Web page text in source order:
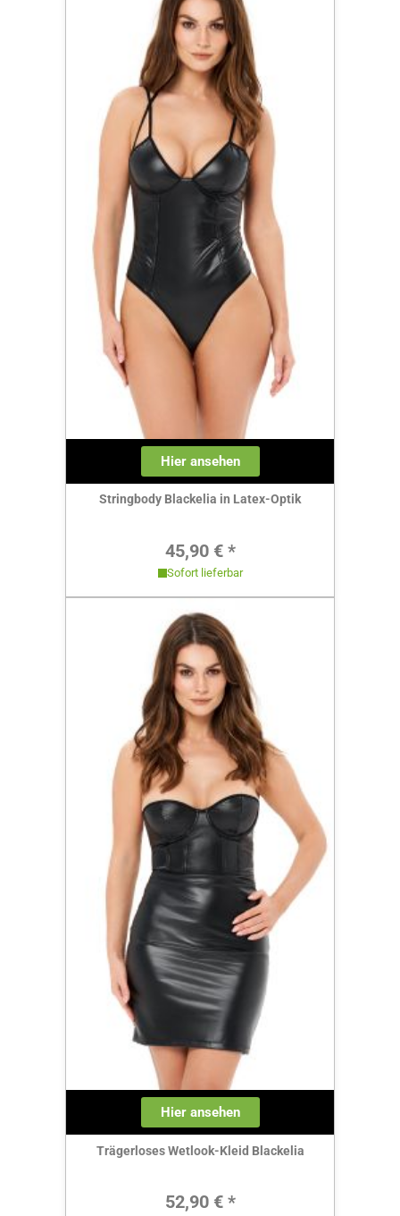
Hier ansehen
Stringbody Blackelia in Latex-Optik
Regulärer Preis:
45,90 € *
Sofort lieferbar
Hier ansehen
Trägerloses Wetlook-Kleid Blackelia
Regulärer Preis:
52,90 € *